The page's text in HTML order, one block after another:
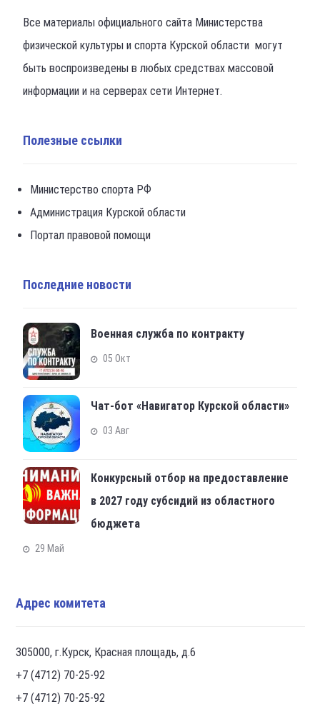
Все материалы официального сайта Министерства
физической культуры и спорта Курской области могут
быть воспроизведены в любых средствах массовой
информации и на серверах сети Интернет.
Полезные ссылки
Министерство спорта РФ
Администрация Курской области
Портал правовой помощи
Последние новости
Военная служба по контракту
05 Окт
Чат-бот «Навигатор Курской области»
03 Авг
Конкурсный отбор на предоставление
в 2027 году субсидий из областного
бюджета
29 Май
Адрес комитета
305000, г.Курск, Красная площадь, д.6
+7 (4712) 70-25-92
+7 (4712) 70-25-92